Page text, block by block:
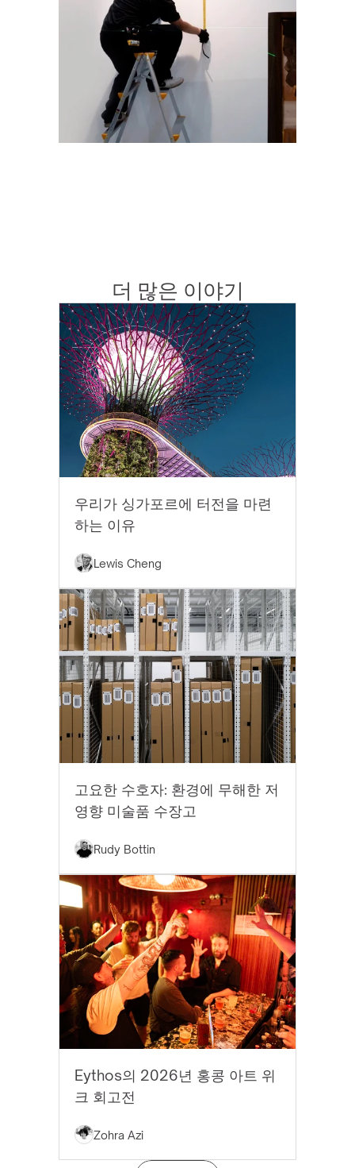
더 많은 이야기
우리가 싱가포르에 터전을 마련
하는 이유
Lewis Cheng
고요한 수호자: 환경에 무해한 저
영향 미술품 수장고
Rudy Bottin
Eythos의 2026년 홍콩 아트 위
크 회고전
Zohra Azi